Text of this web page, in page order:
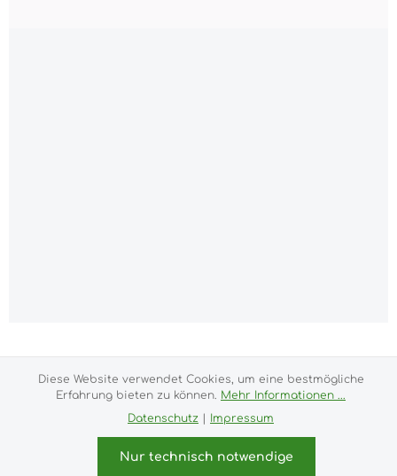
nicht anders angegeben.
Versand- und Zahlungsbedingungen
Allgemeine GeschäftsbedingungenWiderrufsrecht
Datenschutz & CookiesBildnachweis
Diese Website verwendet Cookies, um eine bestmögliche
Erfahrung bieten zu können. Mehr Informationen ...
Datenschutz
Impressum
Nur technisch notwendige